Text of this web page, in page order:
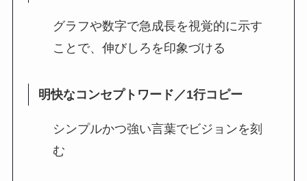
グラフや数字で急成長を視覚的に示す
ことで、伸びしろを印象づける
明快なコンセプトワード／1行コピー
シンプルかつ強い言葉でビジョンを刻
む